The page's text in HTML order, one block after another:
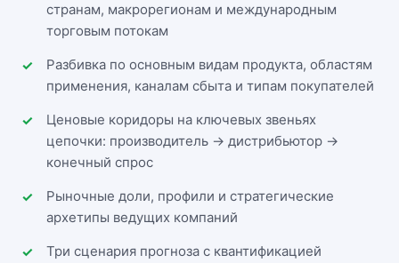
странам, макрорегионам и международным
торговым потокам
Разбивка по основным видам продукта, областям
применения, каналам сбыта и типам покупателей
Ценовые коридоры на ключевых звеньях
цепочки: производитель → дистрибьютор →
конечный спрос
Рыночные доли, профили и стратегические
архетипы ведущих компаний
Три сценария прогноза с квантификацией